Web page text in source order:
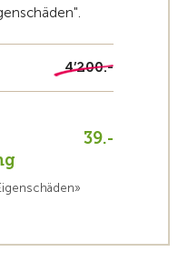
4’200.-
39.-